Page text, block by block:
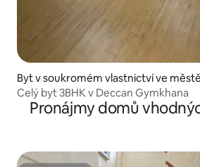
Byt v soukromém vlastnictví ve
Celý byt 3BHK v Deccan Gymkhana
Pronájmy domů